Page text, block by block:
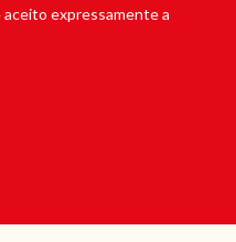
expressamente a